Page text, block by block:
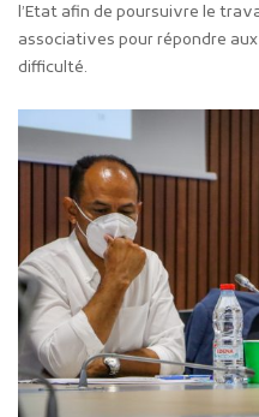
l’Etat afin de poursuivre le
associatives pour répondre
difficulté.